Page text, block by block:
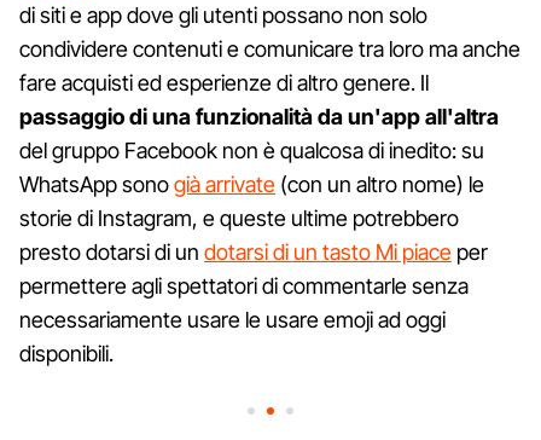
di siti e app dove gli utenti possano non solo
condividere contenuti e comunicare tra loro ma anche
fare acquisti ed esperienze di altro genere. Il
passaggio di una funzionalità da un'app all'altra
del gruppo Facebook non è qualcosa di inedito: su
WhatsApp sonogià arrivate (con un altro nome) le
storie di Instagram, e queste ultime potrebbero
presto dotarsi di un dotarsi di un tasto Mi piace per
permettere agli spettatori di commentarle senza
necessariamente usare le usare emoji ad oggi
disponibili.